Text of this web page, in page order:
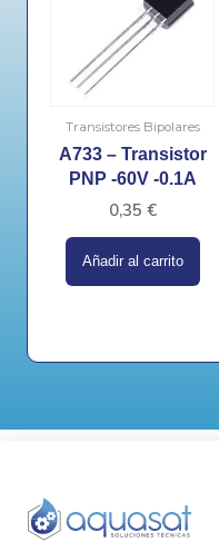
Transistores Bipolares
A733 – Transistor
PNP -60V -0.1A
0,35 €
Añadir al carrito